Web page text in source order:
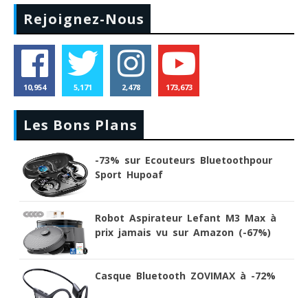
Rejoignez-Nous
10,954 5,171 2,478 173,673
Les Bons Plans
-73% sur Ecouteurs Bluetoothpour
Sport Hupoaf
Robot Aspirateur Lefant M3 Max à
prix jamais vu sur Amazon (-67%)
Casque Bluetooth ZOVIMAX à -72%